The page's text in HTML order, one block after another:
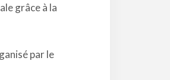
grâce à la
par le